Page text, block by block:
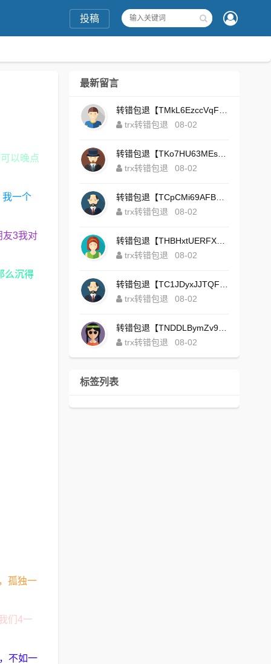
投稿
以晚点
我一个
友3我对
么沉得
孤独一
们4一
不如一
最新留言
trx转错包退
08-02
trx转错包退
08-02
trx转错包退
08-02
trx转错包退
08-02
trx转错包退
08-02
trx转错包退
08-02
标签列表